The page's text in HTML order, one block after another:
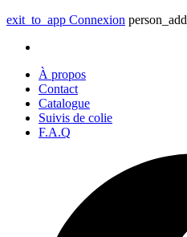
exit_to_app Connexion person_add
À propos
Contact
Catalogue
Suivis de colie
F.A.Q